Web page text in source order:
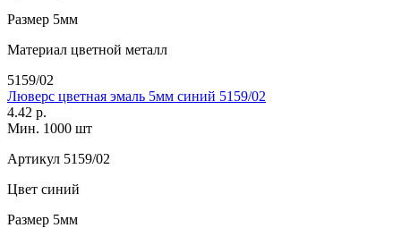
Размер 5мм
Материал цветной металл
5159/02
Люверс цветная эмаль 5мм синий 5159/02
4.42 р.
Мин. 1000 шт
Артикул 5159/02
Цвет синий
Размер 5мм